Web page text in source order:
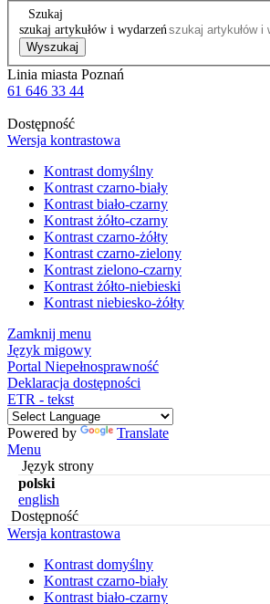
Szukaj
szukaj artykułów i wydarzeń
Wyszukaj
Linia miasta Poznań
61 646 33 44
Dostępność
Wersja kontrastowa
Kontrast domyślny
Kontrast czarno-biały
Kontrast biało-czarny
Kontrast żółto-czarny
Kontrast czarno-żółty
Kontrast czarno-zielony
Kontrast zielono-czarny
Kontrast żółto-niebieski
Kontrast niebiesko-żółty
Zamknij menu
Język migowy
Portal Niepełnosprawność
Deklaracja dostępności
ETR - tekst
Powered by
Translate
Menu
Język strony
polski
english
Dostępność
Wersja kontrastowa
Kontrast domyślny
Kontrast czarno-biały
Kontrast biało-czarny